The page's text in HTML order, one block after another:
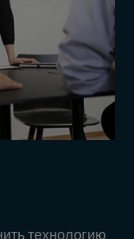
технологию